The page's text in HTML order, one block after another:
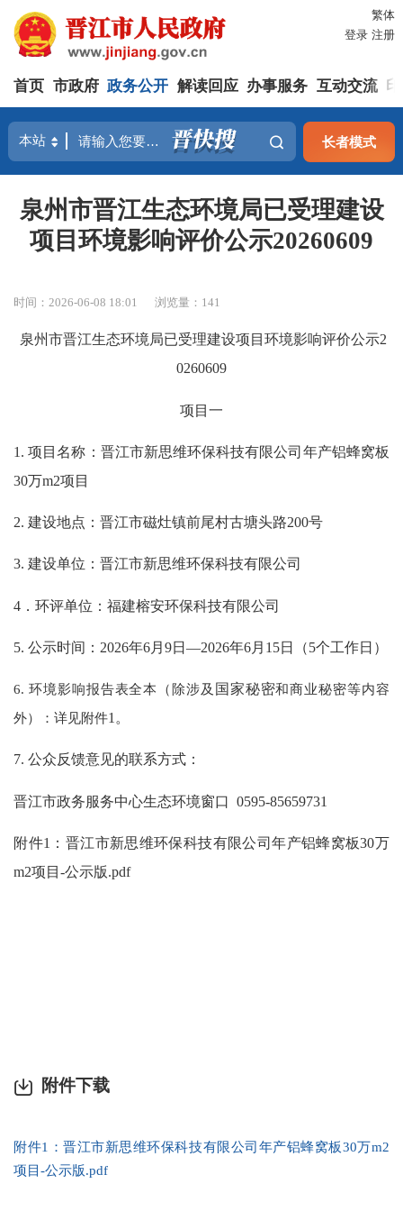
繁体
登录 注册
首页 市政府 政务公开 解读回应 办事服务 互动交流
长者模式
泉州市晋江生态环境局已受理建设
项目环境影响评价公示20260609
时间：2026-06-08 18:01 浏览量： 141
泉州市晋江生态环境局已受理建设项目环境影响评价公示2
0260609
项目一
1.项目名称：晋江市新思维环保科技有限公司年产铝蜂窝板
30万m2项目
2.建设地点：晋江市磁灶镇前尾村古塘头路200号
3.建设单位：晋江市新思维环保科技有限公司
4．环评单位：福建榕安环保科技有限公司
5. 公示时间：2026年6月9日—2026年6月 15日（5个工作日）
6. 环境影响报告表全本（除涉及 国家秘密和商业秘密等内容
外）：详见附件1 。
7. 公众反馈意见的联系方式：
晋江市政务服务中心生态环境窗口 0595-85659731
附件1 ： 晋江市新思维环保科技有限公司年产铝蜂窝板30万
m2项目-公示版.pdf
附件下载
附件1：晋江市新思维环保科技有限公司年产铝蜂窝板30万m2
项目-公示版.pdf